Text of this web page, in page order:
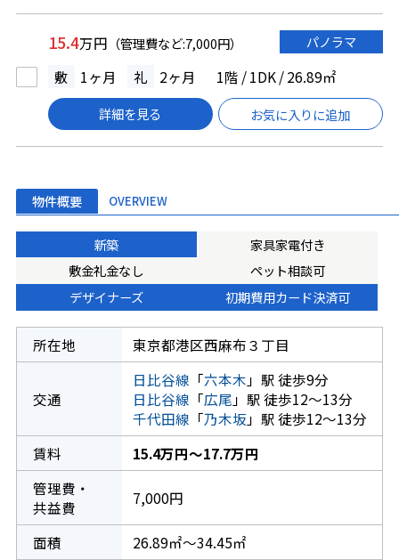
15.4万円 （管理費など:7,000円） パノラマ
敷 1ヶ月 礼 2ヶ月 1階 / 1DK / 26.89㎡
詳細を見る お気に入りに追加
物件概要 OVERVIEW
新築
家具家電付き
敷金礼金なし
ペット相談可
デザイナーズ
初期費用カード決済可
所在地 東京都港区西麻布３丁目
交通
日比谷線 「六本木 」駅 徒歩9分
日比谷線 「広尾 」駅 徒歩12～13分
千代田線 「乃木坂」駅 徒歩12～13分
賃料
15.4万円～17.7万円
管理費・
共益費
7,000円
面積
26.89㎡～34.45㎡